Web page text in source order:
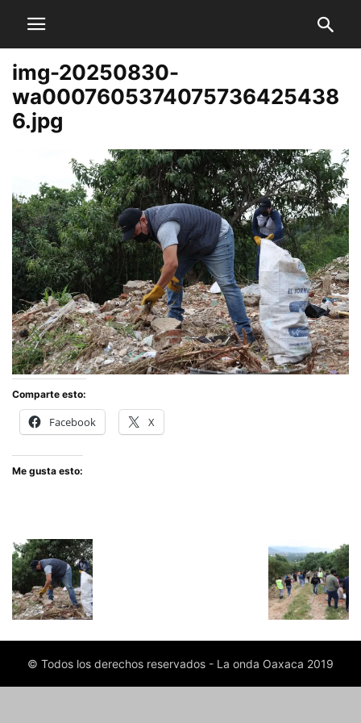
img-20250830-
wa0007605374075736425438
6.jpg
Comparte esto:
Facebook X
Me gusta esto:
© Todos los derechos reservados - La onda Oaxaca 2019